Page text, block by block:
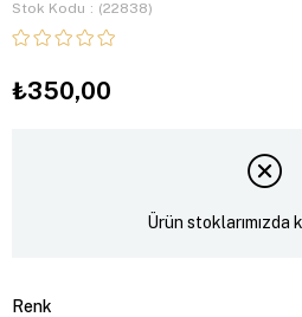
Stok Kodu (22838)
₺350,00
Ürün stoklarımızda
Renk